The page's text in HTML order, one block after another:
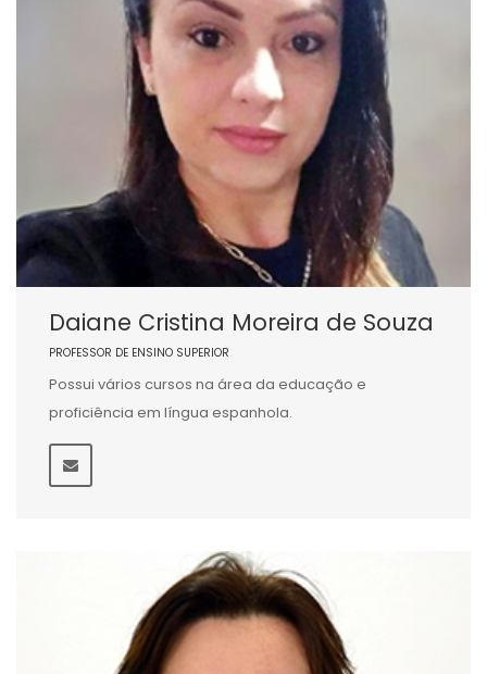
Daiane Cristina Moreira de Souza
PROFESSOR DE ENSINO SUPERIOR
Possui vários cursos na área da educação e
proficiência em língua espanhola.